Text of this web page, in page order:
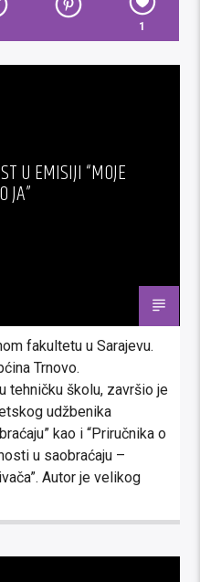
1
U EMISIJI “MOJE
JA”
fakultetu u Sarajevu.
Trnovo.
tehničku školu, završio je
udžbenika
kao i “Priručnika o
u saobraćaju –
Autor je velikog